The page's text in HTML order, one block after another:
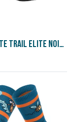
CHAUSSETTE TRAIL ELITE NOIR/GRIS